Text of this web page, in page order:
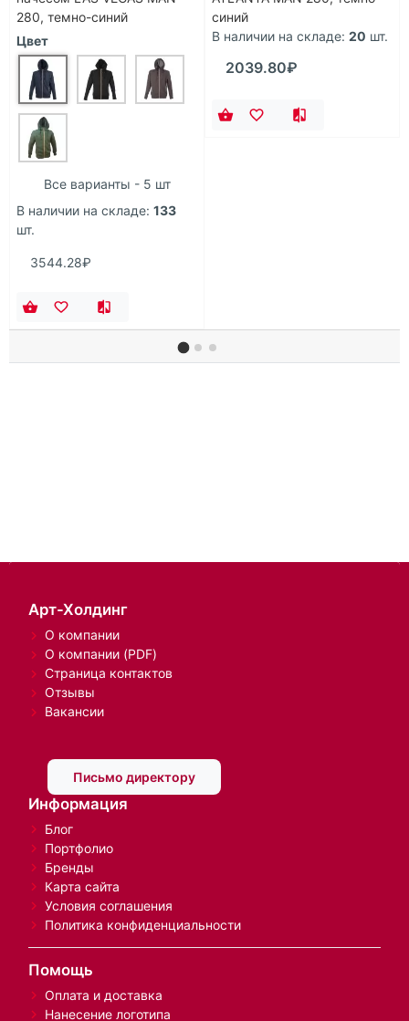
280, темно-синий
Цвет
Все варианты - 5 шт
В наличии на складе: 133
шт.
3544.28₽
синий
В наличии на складе: 20 шт.
2039.80₽
Арт-Холдинг
О компании
О компании (PDF)
Страница контактов
Отзывы
Вакансии
Письмо директору
Информация
Блог
Портфолио
Бренды
Карта сайта
Условия соглашения
Политика конфиденциальности
Помощь
Оплата и доставка
Нанесение логотипа